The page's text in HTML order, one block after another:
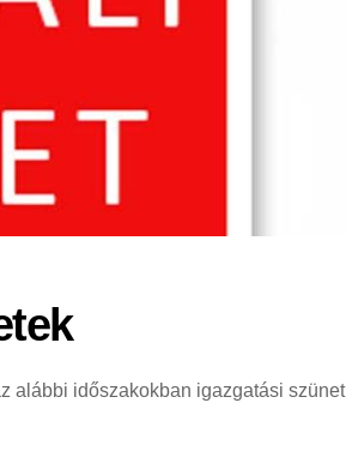
alábbi időszakokban igazgatási szünet